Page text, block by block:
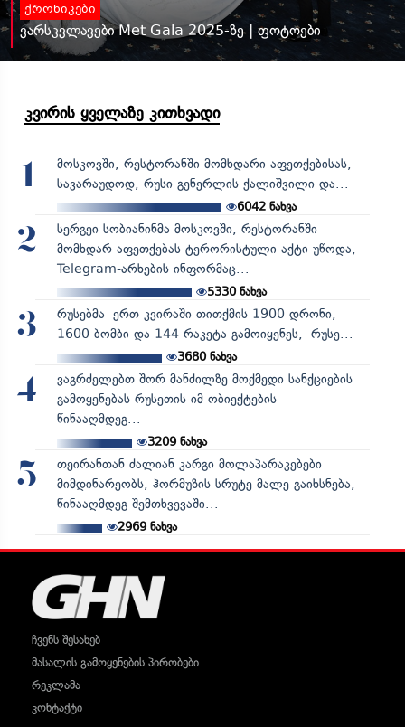
ქრონიკები
ვარსკვლავები Met Gala 2025-ზე | ფოტოები
კვირის ყველაზე კითხვადი
1
მოსკოვში, რესტორანში მომხდარი აფეთქებისას,
სავარაუდოდ, რუსი გენერლის ქალიშვილი და...
6042 ნახვა
2
სერგეი სობიანინმა მოსკოვში, რესტორანში
მომხდარ აფეთქებას ტერორისტული აქტი უწოდა,
Telegram-არხების ინფორმაც...
5330ნახვა
3
რუსებმა ერთ კვირაში თითქმის 1900 დრონი,
1600 ბომბი და 144 რაკეტა გამოიყენეს, რუსე...
3680ნახვა
4
ვაგრძელებთ შორ მანძილზე მოქმედი სანქციების
გამოყენებას რუსეთის იმ ობიექტების
წინააღმდეგ...
3209ნახვა
5
თეირანთან ძალიან კარგი მოლაპარაკებები
მიმდინარეობს, ჰორმუზის სრუტე მალე გაიხსნება,
წინააღმდეგ შემთხვევაში...
2969ნახვა
ჩვენს შესახებ
მასალის გამოყენების პირობები
რეკლამა
კონტაქტი